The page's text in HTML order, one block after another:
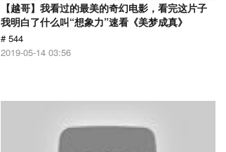
【越哥】我看过的最美的奇幻电影，看完这片子
我明白了什么叫“想象力”速看《美梦成真》
# 544
2019-05-14 03:56